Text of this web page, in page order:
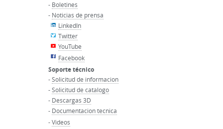
- Boletines
- Noticias de prensa
LinkedIn
Twitter
YouTube
Facebook
Soporte técnico
-Solicitud de informacion
-Solicitud de catalogo
- Descargas 3D
- Documentacion tecnica
-Videos